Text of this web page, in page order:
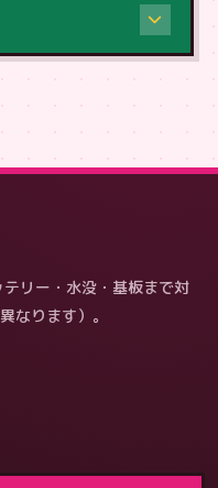
リー・水没・基板まで対
なります）。